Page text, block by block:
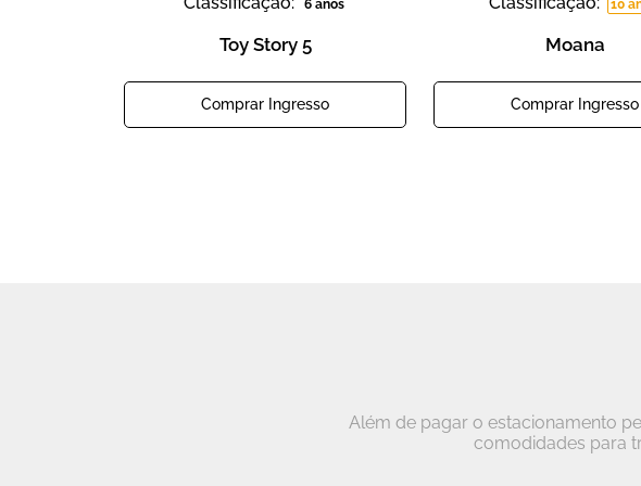
6 anos
Toy Story 5
Comprar Ingresso
10
Moana
Comprar Ingresso
Além de pagar o estacionamento
comodidades para